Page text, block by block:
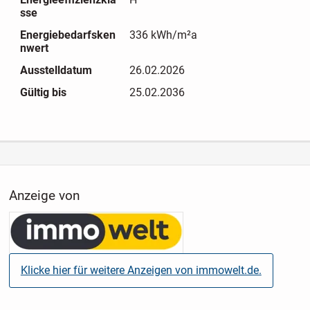
noch heute Ihren persönlichen Besichtigungstermin. Wir
freuen uns auf Sie!
sse
Energiebedarfsken
nwert
336 kWh/m²a
Ausstelldatum
26.02.2026
Gültig bis
25.02.2036
Anzeige von
Klicke hier für weitere Anzeigen von immowelt.de.